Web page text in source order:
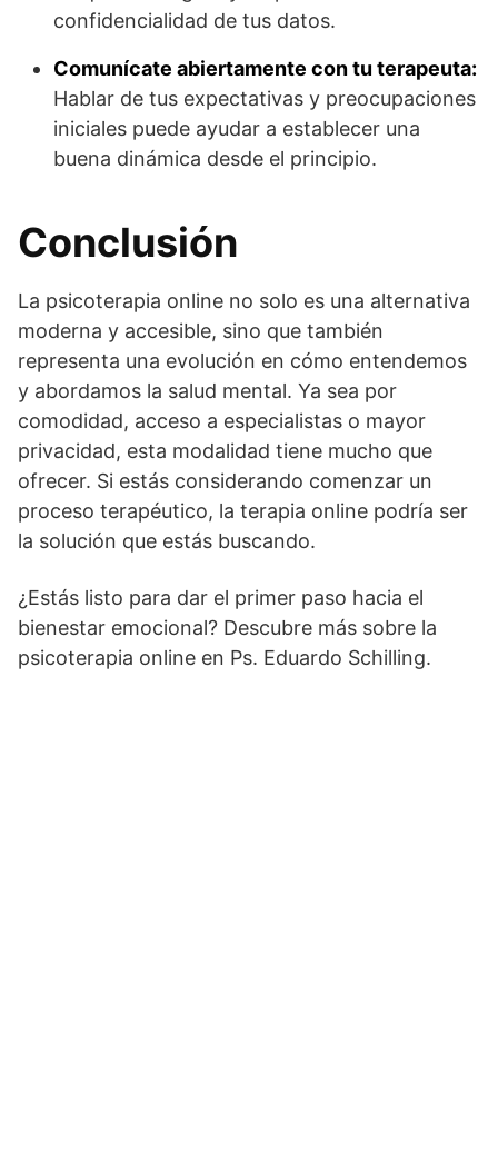
confidencialidad de tus datos.
Comunícate abiertamente con tu terapeuta:
Hablar de tus expectativas y preocupaciones
iniciales puede ayudar a establecer una
buena dinámica desde el principio.
Conclusión
La psicoterapia online no solo es una alternativa
moderna y accesible, sino que también
representa una evolución en cómo entendemos
y abordamos la salud mental. Ya sea por
comodidad, acceso a especialistas o mayor
privacidad, esta modalidad tiene mucho que
ofrecer. Si estás considerando comenzar un
proceso terapéutico, la terapia online podría ser
la solución que estás buscando.
¿Estás listo para dar el primer paso hacia el
bienestar emocional? Descubre más sobre la
psicoterapia online en Ps. Eduardo Schilling.